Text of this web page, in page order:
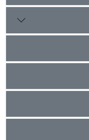
شده است